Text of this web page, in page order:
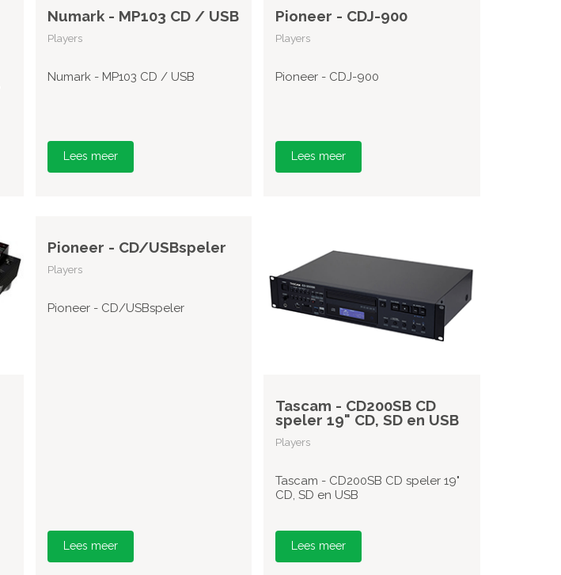
Numark - MP103 CD / USB
Players
Numark - MP103 CD / USB
Lees meer
Pioneer - CDJ-900
Players
Pioneer - CDJ-900
Lees meer
Pioneer - CD/USBspeler
Players
Pioneer - CD/USBspeler
Lees meer
Tascam - CD200SB CD
speler 19" CD, SD en USB
Players
Tascam - CD200SB CD speler 19"
CD, SD en USB
Lees meer